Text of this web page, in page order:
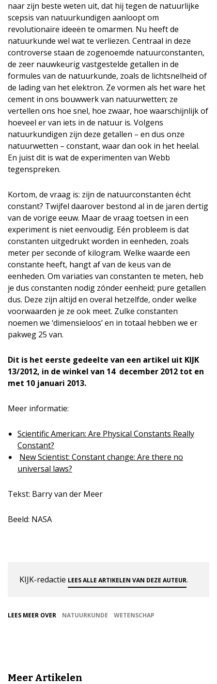
naar zijn beste weten uit, dat hij tegen de natuurlijke
scepsis van natuurkundigen aanloopt om
revolutionaire ideeën te omarmen. Nu heeft de
natuurkunde wel wat te verliezen. Centraal in deze
controverse staan de zogenoemde natuurconstanten,
de zeer nauwkeurig vastgestelde getallen in de
formules van de natuurkunde, zoals de lichtsnelheid of
de lading van het elektron. Ze vormen als het ware het
cement in ons bouwwerk van natuurwetten; ze
vertellen ons hoe snel, hoe zwaar, hoe waarschijnlijk of
hoeveel er van iets in de natuur is. Volgens
natuurkundigen zijn deze getallen – en dus onze
natuurwetten – constant, waar dan ook in het heelal.
En juist dit is wat de experimenten van Webb
tegenspreken.
Kortom, de vraag is: zijn de natuurconstanten écht
constant? Twijfel daarover bestond al in de jaren dertig
van de vorige eeuw. Maar de vraag toetsen in een
experiment is niet eenvoudig. Eén probleem is dat
constanten uitgedrukt worden in eenheden, zoals
meter per seconde of kilogram. Welke waarde een
constante heeft, hangt af van de keus van de
eenheden. Om variaties van constanten te meten, heb
je dus constanten nodig zónder eenheid; pure getallen
dus. Deze zijn altijd en overal hetzelfde, onder welke
voorwaarden je ze ook meet. Zulke constanten
noemen we ‘dimensieloos’ en in totaal hebben we er
pakweg 25 van.
Dit is het eerste gedeelte van een artikel uit KIJK
13/2012, in de winkel van 14 december 2012 tot en
met 10 januari 2013.
Meer informatie:
Scientific American: Are Physical Constants Really
Constant?
New Scientist: Constant change: Are there no
universal laws?
Tekst: Barry van der Meer
Beeld: NASA
KIJK-redactie LEES ALLE ARTIKELEN VAN DEZE AUTEUR.
LEES MEER OVER NATUURKUNDE WETENSCHAP
Meer Artikelen